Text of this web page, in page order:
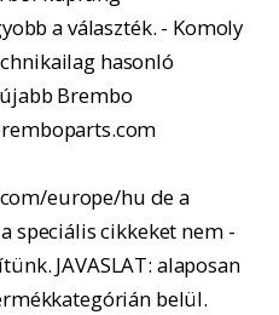
a választék. - Komoly
hasonló
Brembo
europe/hu de a
speciális cikkeket nem -
JAVASLAT: alaposan
belül.